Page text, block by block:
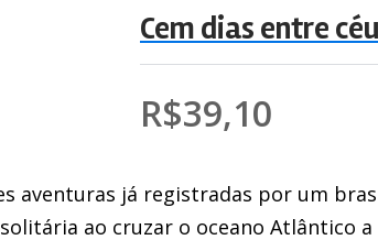
Cem dias entre
R$39,10
aventuras já registradas por um
ao cruzar o oceano Atlântico